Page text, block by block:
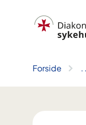
Forside ..